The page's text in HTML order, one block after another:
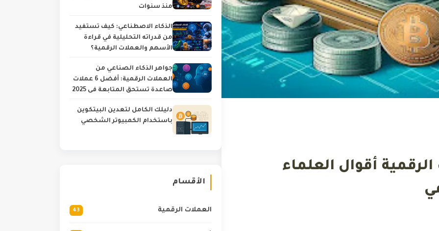
أقوال العلماء
منذ سنوات
الذكاء الاصطناعي: كيف تستفيد
من قدراته التحليلية في قراءة
الأسهم والعملات الرقمية؟
جواهر الذكاء الصناعي من
العملات الرقمية: أفضل 6 عملات
صاعدة تستحق المتابعة في 2025
دليلك الكامل لتعدين البيتكوين
باستخدام الكمبيوتر الشخصي
الأقسام
العملات الرقمية 43